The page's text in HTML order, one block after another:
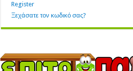
Register
Ξεχάσατε τον κωδικό σας?